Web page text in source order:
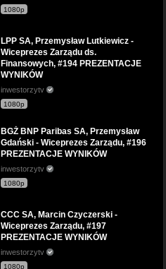
1080p
LPP SA, Przemysław Lutkiewicz -
Wiceprezes Zarządu ds.
Finansowych, #194 PREZENTACJE
WYNIKÓW
inwestorzytv
1080p
BGŻ BNP Paribas SA, Przemysław
Gdański - Wiceprezes Zarządu, #196
PREZENTACJE WYNIKÓW
inwestorzytv
1080p
CCC SA, Marcin Czyczerski -
Wiceprezes Zarządu, #197
PREZENTACJE WYNIKÓW
inwestorzytv
1080p